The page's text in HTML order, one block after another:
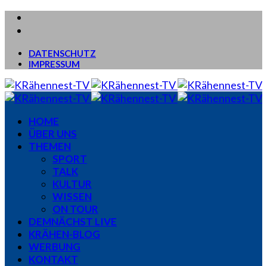
DATENSCHUTZ
IMPRESSUM
HOME
ÜBER UNS
THEMEN
SPORT
TALK
KULTUR
WISSEN
ON TOUR
DEMNÄCHST LIVE
KRÄHEN-BLOG
WERBUNG
KONTAKT